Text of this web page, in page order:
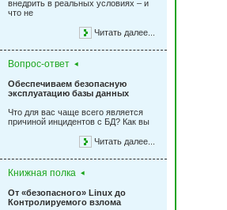
внедрить в реальных условиях – и
что не
Читать далее...
Вопрос-ответ
Обеспечиваем безопасную
эксплуатацию базы данных
Что для вас чаще всего является
причиной инцидентов с БД? Как вы
Читать далее...
Книжная полка
От «безопасного» Linux до
Контролируемого взлома